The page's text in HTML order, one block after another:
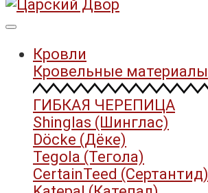
Кровли
Кровельные материалы
ГИБКАЯ ЧЕРЕПИЦА
Shinglas (Шинглас)
Döcke (Дёке)
Tegola (Тегола)
CertainTeed (Сертантид)